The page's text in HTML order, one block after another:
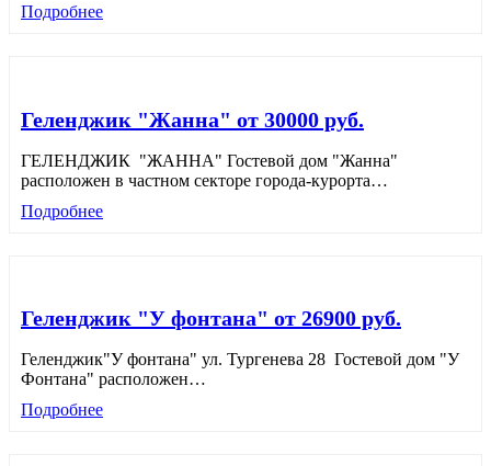
Подробнее
Геленджик "Жанна" от 30000 руб.
ГЕЛЕНДЖИК "ЖАННА" Гостевой дом "Жанна"
расположен в частном секторе города-курорта…
Подробнее
Геленджик "У фонтана" от 26900 руб.
Геленджик"У фонтана" ул. Тургенева 28 Гостевой дом "У
Фонтана" расположен…
Подробнее